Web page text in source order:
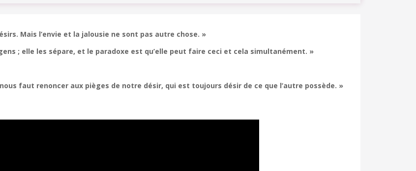
Mais l’envie et la jalousie ne sont pas autre chose. »
; elle les sépare, et le paradoxe est qu’elle peut faire ceci et cela simultanément. »
faut renoncer aux pièges de notre désir, qui est toujours désir de ce que l’autre possède. »